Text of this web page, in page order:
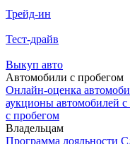
Трейд-ин
Тест-драйв
Выкуп авто
Автомобили с пробегом
Онлайн-оценка
аукционы автомобилей с
с пробегом
Владельцам
Программа лояльности